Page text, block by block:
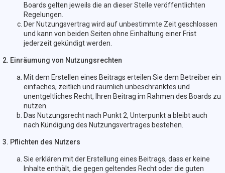
Boards gelten jeweils die an dieser Stelle veröffentlichten
Regelungen.
Der Nutzungsvertrag wird auf unbestimmte Zeit geschlossen
und kann von beiden Seiten ohne Einhaltung einer Frist
jederzeit gekündigt werden.
2. Einräumung von Nutzungsrechten
Mit dem Erstellen eines Beitrags erteilen Sie dem Betreiber ein
einfaches, zeitlich und räumlich unbeschränktes und
unentgeltliches Recht, Ihren Beitrag im Rahmen des Boards zu
nutzen.
Das Nutzungsrecht nach Punkt 2, Unterpunkt a bleibt auch
nach Kündigung des Nutzungsvertrages bestehen.
3. Pflichten des Nutzers
Sie erklären mit der Erstellung eines Beitrags, dass er keine
Inhalte enthält, die gegen geltendes Recht oder die guten